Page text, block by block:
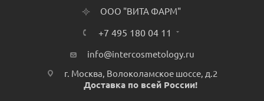
ООО "ВИТА ФАРМ"
+7 495 180 04 11
info@intercosmetology.ru
г. Москва, Волоколамское шоссе, д.2
Доставка по всей России!